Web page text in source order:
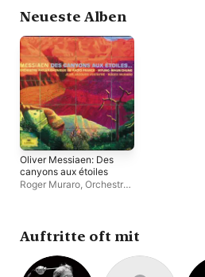
Neueste Alben
Oliver Messiaen: Des
canyons aux étoiles
Roger Muraro, Orchestre
Auftritte oft mit